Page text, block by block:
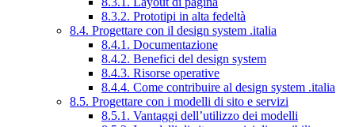
8.3.2. Prototipi in alta fedeltà
8.4. Progettare con il design system .italia
8.4.1. Documentazione
8.4.2. Benefici del design system
8.4.3. Risorse operative
8.4.4. Come contribuire al design system .italia
8.5. Progettare con i modelli di sito e servizi
8.5.1. Vantaggi dell’utilizzo dei modelli